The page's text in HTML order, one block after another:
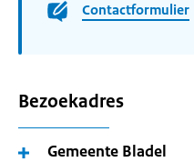
Contactformulier
Bezoekadres
Gemeente Bladel